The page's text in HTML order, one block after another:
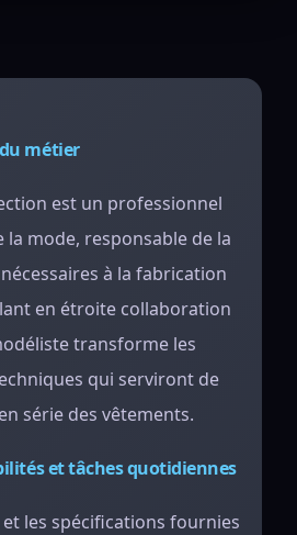
métier
est un professionnel
mode, responsable de la
à la fabrication
en étroite collaboration
transforme les
qui serviront de
série des vêtements.
et tâches quotidiennes
les spécifications fournies